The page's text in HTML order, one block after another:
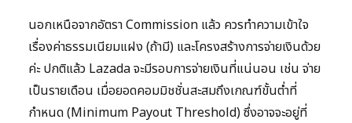
นอกเหนือจากอัตรา Commission แล้ว ควรทำความเข้าใจ
เรื่องค่าธรรมเนียมแฝง (ถ้ามี) และโครงสร้างการจ่ายเงินด้วย
ค่ะ ปกติแล้ว Lazada จะมีรอบการจ่ายเงินที่แน่นอน เช่น จ่าย
เป็นรายเดือน เมื่อยอดคอมมิชชั่นสะสมถึงเกณฑ์ขั้นต่ำที่
กำหนด (Minimum Payout Threshold) ซึ่งอาจจะอยู่ที่